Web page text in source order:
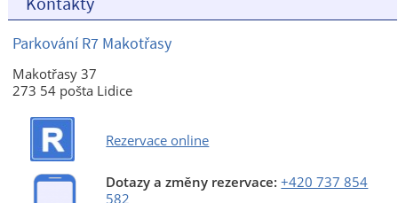
Parkování R7 Makotřasy
Makotřasy 37
273 54 pošta Lidice
Rezervace online
Dotazy a změny rezervace:+420 737 854
582